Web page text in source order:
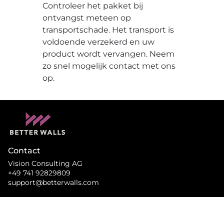
Controleer het pakket bij
ontvangst meteen op
transportschade. Het transport is
voldoende verzekerd en uw
product wordt vervangen. Neem
zo snel mogelijk contact met ons
op.
Contact
Vision Consulting AG
+49 741 92829809
support@betterwalls.com